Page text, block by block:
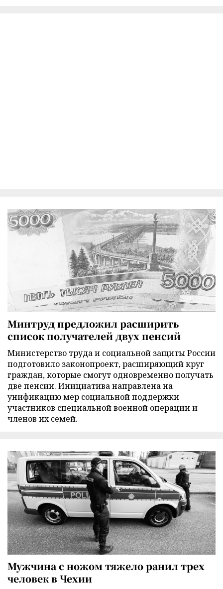
Минтруд предложил расширить
список получателей двух пенсий
Министерство труда и социальной защиты России
подготовило законопроект, расширяющий круг
граждан, которые смогут одновременно получать
две пенсии. Инициатива направлена на
унификацию мер социальной поддержки
участников специальной военной операции и
членов их семей.
Мужчина с ножом тяжело ранил трех
человек в Чехии